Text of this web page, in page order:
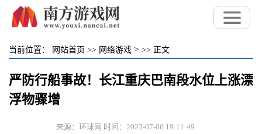
当前位置： 网站首页 >> 网络游戏 > >> 正文
严防行船事故！长江重庆巴南段水位上涨漂
浮物骤增
来源：环球网 时间：2023-07-06 19:11:49